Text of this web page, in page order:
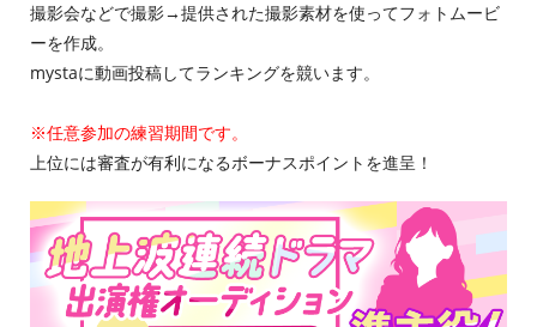
撮影会などで撮影→提供された撮影素材を使ってフォトムービ
ーを作成。
mystaに動画投稿してランキングを競います。
※任意参加の練習期間です。
上位には審査が有利になるボーナスポイントを進呈！